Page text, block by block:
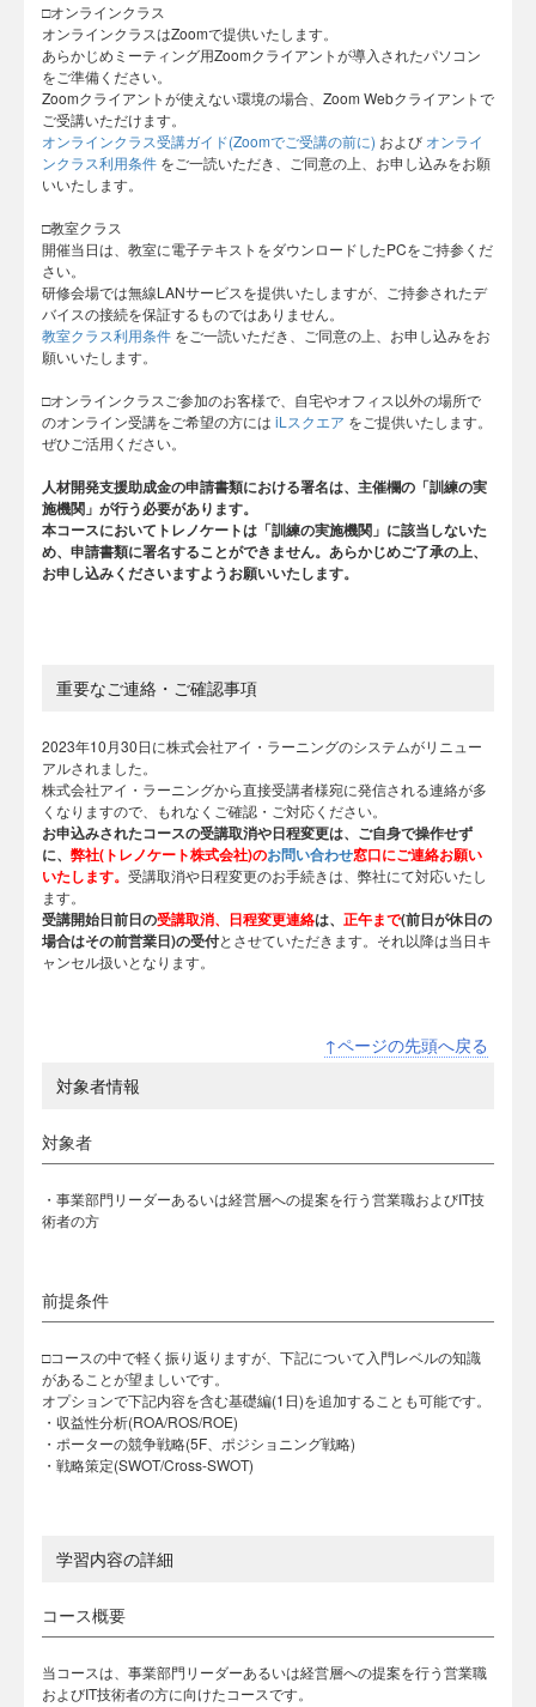
□オンラインクラス
オンラインクラスはZoomで提供いたします。
あらかじめミーティング用Zoomクライアントが導入されたパソコン
をご準備ください。
Zoomクライアントが使えない環境の場合、Zoom Webクライアントで
ご受講いただけます。
オンラインクラス受講ガイド(Zoomでご受講の前に) および オンライ
ンクラス利用条件 をご一読いただき、ご同意の上、お申し込みをお願
いいたします。
□教室クラス
開催当日は、教室に電子テキストをダウンロードしたPCをご持参くだ
さい。
研修会場では無線LANサービスを提供いたしますが、ご持参されたデ
バイスの接続を保証するものではありません。
教室クラス利用条件 をご一読いただき、ご同意の上、お申し込みをお
願いいたします。
□オンラインクラスご参加のお客様で、自宅やオフィス以外の場所で
のオンライン受講をご希望の方には iLスクエア をご提供いたします。
ぜひご活用ください。
人材開発支援助成金の申請書類における署名は、主催欄の「訓練の実
施機関」が行う必要があります。
本コースにおいてトレノケートは「訓練の実施機関」に該当しないた
め、申請書類に署名することができません。あらかじめご了承の上、
お申し込みくださいますようお願いいたします。
重要なご連絡・ご確認事項
2023年10月30日に株式会社アイ・ラーニングのシステムがリニュー
アルされました。
株式会社アイ・ラーニングから直接受講者様宛に発信される連絡が多
くなりますので、もれなくご確認・ご対応ください。
お申込みされたコースの受講取消や日程変更は、 ご自身で操作せず
に、 弊社(トレノケート株式会社)のお問い合わせ窓口にご連絡お願い
いたします。 受講取消や日程変更のお手続きは、弊社にて対応いたし
ます。
受講開始日前日の受講取消、日程変更連絡は、 正午まで(前日が休日の
場合はその前営業日)の受付とさせていただきます。それ以降は当日キ
ャンセル扱いとなります。
↑ページの先頭へ戻る
対象者情報
対象者
・事業部門リーダーあるいは経営層への提案を行う営業職およびIT技
術者の方
前提条件
□コースの中で軽く振り返りますが、下記について入門レベルの知識
があることが望ましいです。
オプションで下記内容を含む基礎編(1日)を追加することも可能です。
・収益性分析(ROA/ROS/ROE)
・ポーターの競争戦略(5F、ポジショニング戦略)
・戦略策定(SWOT/Cross-SWOT)
学習内容の詳細
コース概要
当コースは、事業部門リーダーあるいは経営層への提案を行う営業職
およびIT技術者の方に向けたコースです。